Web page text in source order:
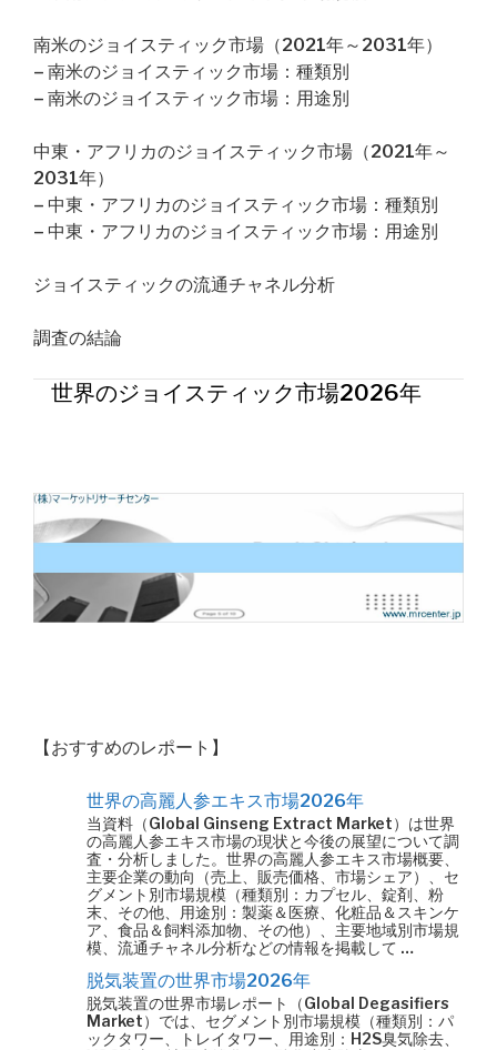
南米のジョイスティック市場（2021年～2031年）
– 南米のジョイスティック市場：種類別
– 南米のジョイスティック市場：用途別
中東・アフリカのジョイスティック市場（2021年～
2031年）
– 中東・アフリカのジョイスティック市場：種類別
– 中東・アフリカのジョイスティック市場：用途別
ジョイスティックの流通チャネル分析
調査の結論
世界のジョイスティック市場2026年
【おすすめのレポート】
世界の高麗人参エキス市場2026年
当資料（Global Ginseng Extract Market）は世界
の高麗人参エキス市場の現状と今後の展望について調
査・分析しました。世界の高麗人参エキス市場概要、
主要企業の動向（売上、販売価格、市場シェア）、セ
グメント別市場規模（種類別：カプセル、錠剤、粉
末、その他、用途別：製薬＆医療、化粧品＆スキンケ
ア、食品＆飼料添加物、その他）、主要地域別市場規
模、流通チャネル分析などの情報を掲載して …
脱気装置の世界市場2026年
脱気装置の世界市場レポート（Global Degasifiers
Market）では、セグメント別市場規模（種類別：パ
ックタワー、トレイタワー、用途別：H2S臭気除去、